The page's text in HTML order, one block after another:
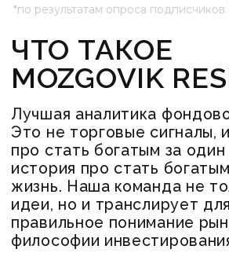
Аналитика с разбором более 70
компаний и таблица с
рейтингом акций
анализ
Для опытных
инвесторов
Начнёшь инвестировать вместе с
профессионалами.
Это поможет сразу инвестировать
в плюс, набираться опыта и
избегать ошибок
Для новичков